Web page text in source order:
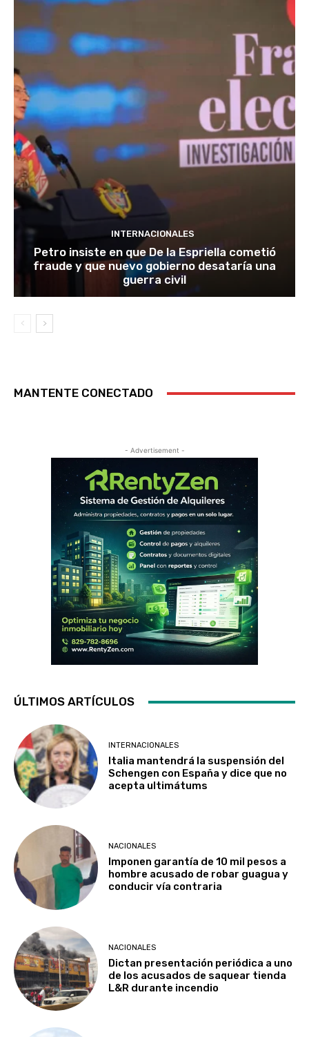
INTERNACIONALES
Petro insiste en que De la Espriella cometió
fraude y que nuevo gobierno desataría una
guerra civil
MANTENTE CONECTADO
- Advertisement -
ÚLTIMOS ARTÍCULOS
INTERNACIONALES
Italia mantendrá la suspensión del
Schengen con España y dice que no
acepta ultimátums
NACIONALES
Imponen garantía de 10 mil pesos a
hombre acusado de robar guagua y
conducir vía contraria
NACIONALES
Dictan presentación periódica a uno
de los acusados de saquear tienda
L&R durante incendio